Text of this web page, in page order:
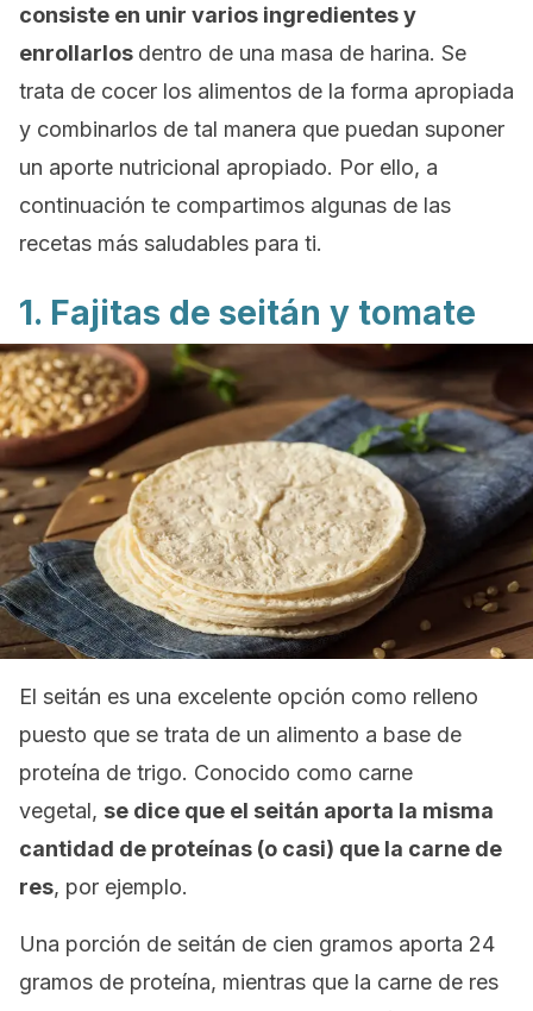
consiste en unir varios ingredientes y
enrollarlos dentro de una masa de harina. Se
trata de cocer los alimentos de la forma apropiada
y combinarlos de tal manera que puedan suponer
un aporte nutricional apropiado. Por ello, a
continuación te compartimos algunas de las
recetas más saludables para ti.
1. Fajitas de seitán y tomate
El seitán es una excelente opción como relleno
puesto que se trata de un alimento a base de
proteína de trigo. Conocido como carne
vegetal, se dice que el seitán aporta la misma
cantidad de proteínas (o casi) que la carne de
res, por ejemplo.
Una porción de seitán de cien gramos aporta 24
gramos de proteína, mientras que la carne de res